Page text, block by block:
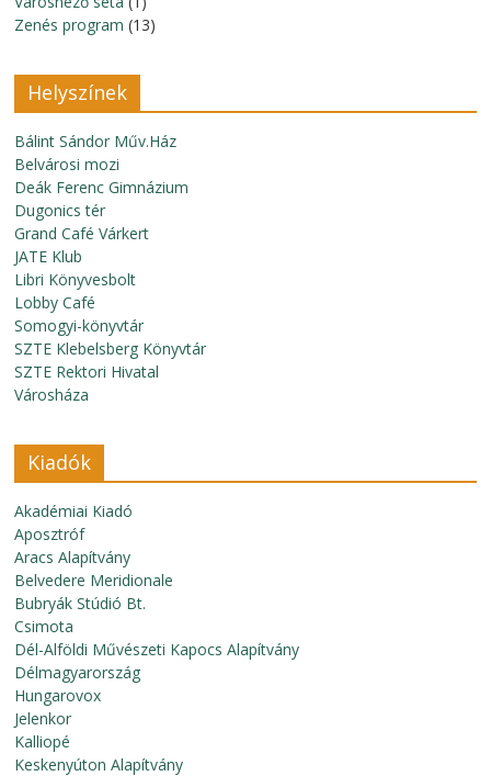
Zenés program (13)
Helyszínek
Bálint Sándor Műv.Ház
Belvárosi mozi
Deák Ferenc Gimnázium
Dugonics tér
Grand Café Várkert
JATE Klub
Libri Könyvesbolt
Lobby Café
Somogyi-könyvtár
SZTE Klebelsberg Könyvtár
SZTE Rektori Hivatal
Városháza
Kiadók
Akadémiai Kiadó
Aposztróf
Aracs Alapítvány
Belvedere Meridionale
Bubryák Stúdió Bt.
Csimota
Dél-Alföldi Művészeti Kapocs Alapítvány
Délmagyarország
Hungarovox
Jelenkor
Kalliopé
Keskenyúton Alapítvány